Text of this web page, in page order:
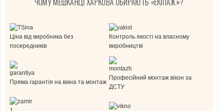
Ціна від виробника без
посередників
Контроль якості на власному
виробництві
Пряма гарантія на вікна та монтаж
Професійний монтаж вікон за
ДСТУ